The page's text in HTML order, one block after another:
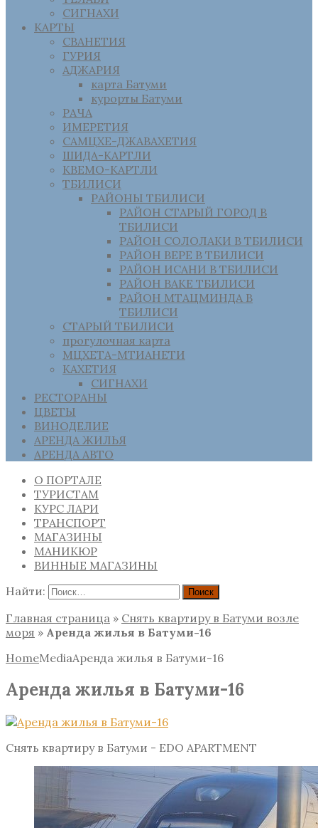
СИГНАХИ
КАРТЫ
СВАНЕТИЯ
ГУРИЯ
АДЖАРИЯ
карта Батуми
курорты Батуми
РАЧА
ИМЕРЕТИЯ
САМЦХЕ-ДЖАВАХЕТИЯ
ШИДА-КАРТЛИ
КВЕМО-КАРТЛИ
ТБИЛИСИ
РАЙОНЫ ТБИЛИСИ
РАЙОН СТАРЫЙ ГОРОД В
ТБИЛИСИ
РАЙОН СОЛОЛАКИ В ТБИЛИСИ
РАЙОН ВЕРЕ В ТБИЛИСИ
РАЙОН ИСАНИ В ТБИЛИСИ
РАЙОН ВАКЕ ТБИЛИСИ
РАЙОН МТАЦМИНДА В
ТБИЛИСИ
СТАРЫЙ ТБИЛИСИ
прогулочная карта
МЦХЕТА-МТИАНЕТИ
КАХЕТИЯ
СИГНАХИ
РЕСТОРАНЫ
ЦВЕТЫ
ВИНОДЕЛИЕ
АРЕНДА ЖИЛЬЯ
АРЕНДА АВТО
О ПОРТАЛЕ
ТУРИСТАМ
КУРС ЛАРИ
ТРАНСПОРТ
МАГАЗИНЫ
МАНИКЮР
ВИННЫЕ МАГАЗИНЫ
Найти:
Главная страница » Снять квартиру в Батуми возле
моря » Аренда жилья в Батуми-16
HomeMediaАренда жилья в Батуми-16
Аренда жилья в Батуми-16
Снять квартиру в Батуми - EDO APARTMENT